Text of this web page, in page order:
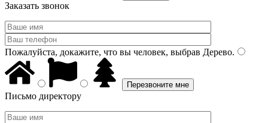
Заказать звонок
Пожалуйста, докажите, что вы человек, выбрав Дерево.
Письмо директору